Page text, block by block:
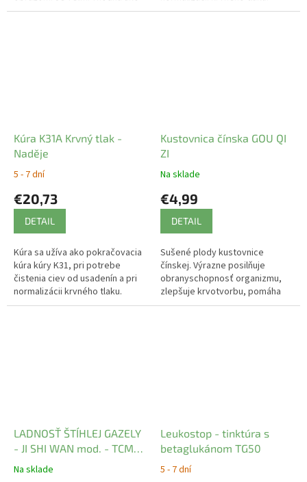
revitalizačný prostriedok po
Kúra K31A Krvný tlak -
Naděje
5 - 7 dní
€20,73
DETAIL
Kúra sa užíva ako pokračovacia
kúra kúry K31, pri potrebe
čistenia ciev od usadenín a pri
normalizácii krvného tlaku.
Kustovnica čínska GOU QI
ZI
Na sklade
€4,99
DETAIL
Sušené plody kustovnice
čínskej. Výrazne posilňuje
obranyschopnosť organizmu,
zlepšuje krvotvorbu, pomáha
znižovať krvný tlak, obsah tuku i
LADNOSŤ ŠTÍHLEJ GAZELY
- JI SHI WAN mod. - TCM
Herbs
Na sklade
Leukostop - tinktúra s
betaglukánom TG50
5 - 7 dní